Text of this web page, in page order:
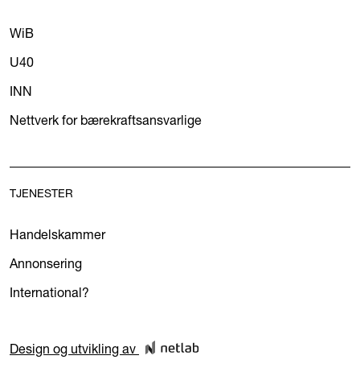
WiB
U40
INN
Nettverk for bærekraftsansvarlige
TJENESTER
Handelskammer
Annonsering
International?
Design og utvikling av